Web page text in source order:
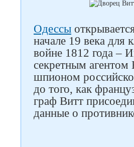
Одессы
начале 19 века для
войне 1812 года –
секретным
шпионом
до того, как
граф Витт
данные о